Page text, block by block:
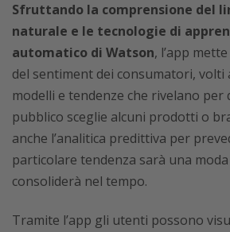
Sfruttando la comprensione del
naturale e le tecnologie di
automatico di Watson, l’app
del sentiment dei consumatori, volti
modelli e tendenze che rivelano per
pubblico sceglie alcuni prodotti o
anche l’analitica predittiva per
particolare tendenza sarà una
consoliderà nel tempo.
Tramite l’app gli utenti possono